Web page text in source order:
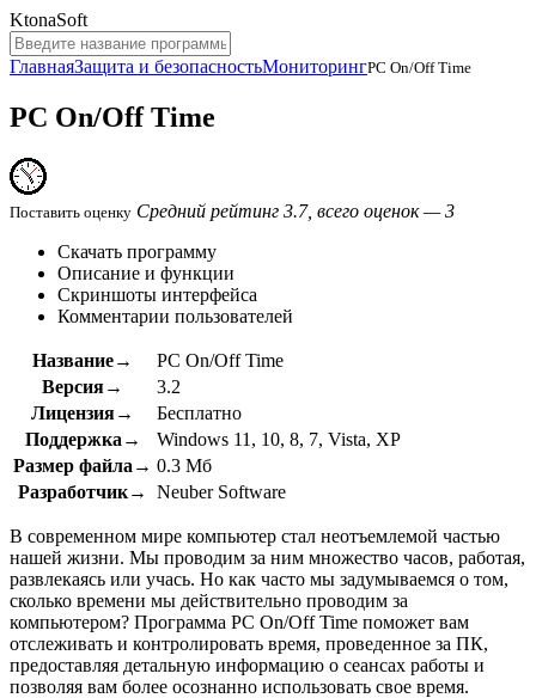
KtonaSoft
ГлавнаяЗащита и безопасностьМониторингPC On/Off Time
PC On/Off Time
Поставить оценку Средний рейтинг 3.7, всего оценок — 3
Скачать программу
Описание и функции
Скриншоты интерфейса
Комментарии пользователей
Название→
PC On/Off Time
Версия→
3.2
Лицензия→
Бесплатно
Поддержка→
Windows 11, 10, 8, 7, Vista, XP
Размер файла→ 0.3 Мб
Разработчик→
Neuber Software
В современном мире компьютер стал неотъемлемой частью
нашей жизни. Мы проводим за ним множество часов, работая,
развлекаясь или учась. Но как часто мы задумываемся о том,
сколько времени мы действительно проводим за
компьютером? Программа PC On/Off Time поможет вам
отслеживать и контролировать время, проведенное за ПК,
предоставляя детальную информацию о сеансах работы и
позволяя вам более осознанно использовать свое время.